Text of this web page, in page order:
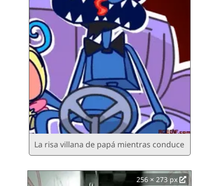
La risa villana de papá mientras conduce
256 × 273 px